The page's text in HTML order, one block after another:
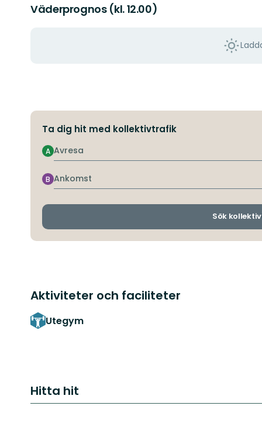
Väderprognos (kl. 12.00)
Ta dig hit med kollektivtrafik
Avresa
A
Ankomst
B
Sök
Aktiviteter och faciliteter
Utegym
Hitta hit